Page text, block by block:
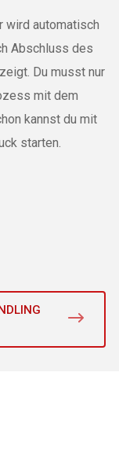
wird automatisch
Abschluss des
Du musst nur
mit dem
kannst du mit
starten.